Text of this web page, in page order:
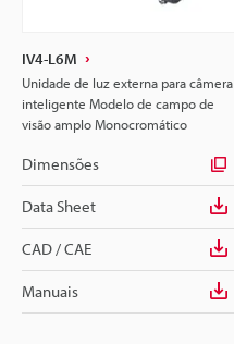
IV4-L6M
Unidade de luz externa para câmera
inteligente Modelo de campo de
visão amplo Monocromático
Dimensões
Data Sheet
CAD / CAE
Manuais